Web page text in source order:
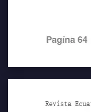
Pagína 64